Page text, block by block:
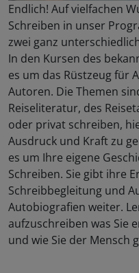
Endlich! Auf vielfachen
Schreiben in unser
zwei ganz
In den Kursen des
es um das Rüstzeug für
Autoren. Die Themen
Reiseliteratur, des
oder privat schreiben,
Ausdruck und Kraft zu
es um Ihre eigene
Schreiben. Sie gibt ihre
Schreibbegleitung und
Autobiografien weiter.
aufzuschreiben was Sie
und wie Sie der Mensch